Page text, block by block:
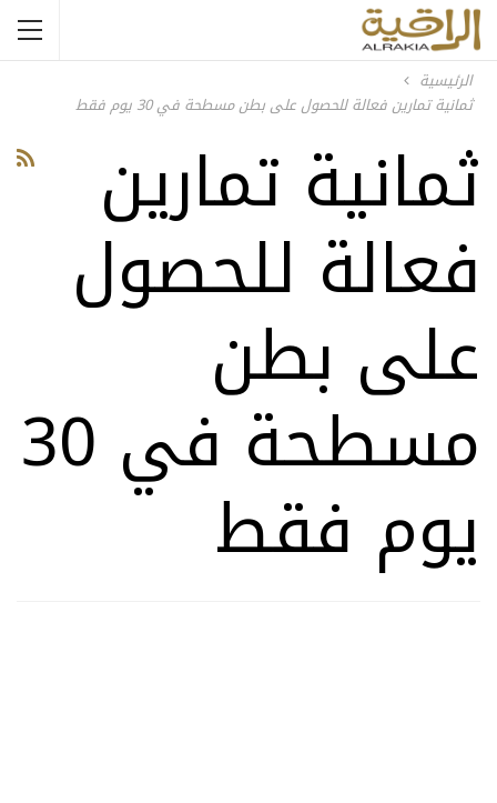
الرئيسية
ثمانية تمارين فعالة للحصول على بطن مسطحة في 30 يوم فقط
ثمانية تمارين
فعالة للحصول
على بطن
مسطحة في 30
يوم فقط